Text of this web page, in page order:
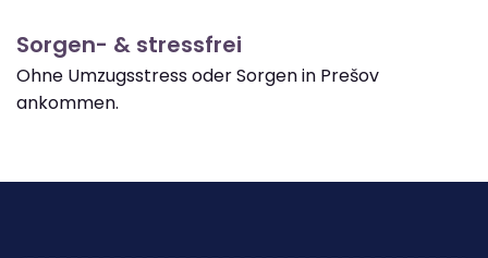
Sorgen- & stressfrei
Ohne Umzugsstress oder Sorgen in Prešov
ankommen.